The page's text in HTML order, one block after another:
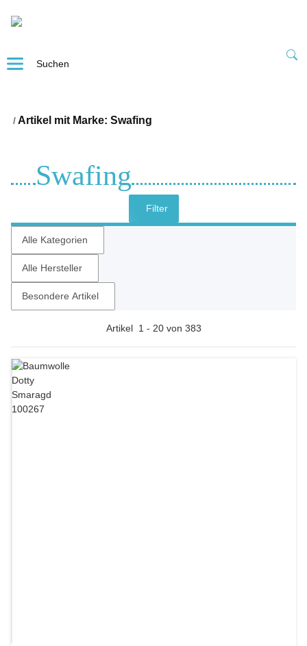
Artikel mit Marke: Swafing
Swafing
Filter
Alle Kategorien
Alle Hersteller
Besondere Artikel
Artikel 1 - 20von 383